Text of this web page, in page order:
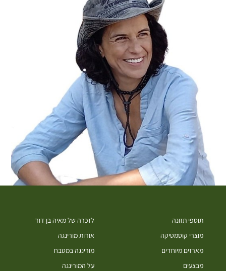
תוספי תזונה
מוצרי קוסמטיקה
מארזים מיוחדים
מבצעים
לזכרה של מאיה בן דוד
אודות מורינגה
מורינגה במטבח
על המורינגה